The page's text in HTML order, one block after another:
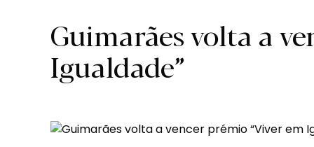
Guimarães volta a
Igualdade”